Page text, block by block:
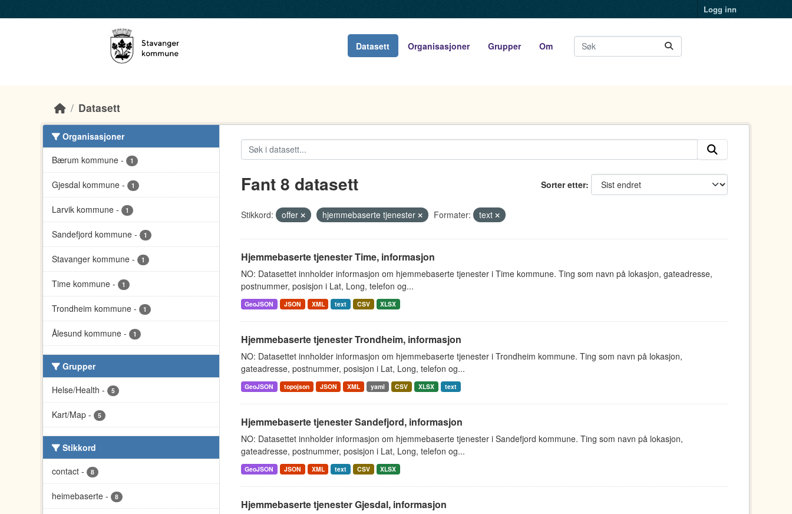
Logg inn
Datasett Organisasjoner Grupper Om
Datasett
Organisasjoner
Bærum kommune - 1
Gjesdal kommune - 1
Larvik kommune - 1
Sandefjord kommune - 1
Stavanger kommune - 1
Time kommune - 1
Trondheim kommune - 1
Ålesund kommune - 1
Grupper
Helse/Health - 5
Kart/Map - 5
Stikkord
contact - 8
heimebaserte - 8
Sorter etter
Fant 8 datasett
Stikkord: offer hjemmebaserte tjenester Formater: text
Hjemmebaserte tjenester Time, informasjon
NO: Datasettet innholder informasjon om hjemmebaserte tjenester i Time kommune. Ting som navn på lokasjon, gateadresse,
postnummer, posisjon i Lat, Long, telefon og...
GeoJSON JSON XML text CSV XLSX
Hjemmebaserte tjenester Trondheim, informasjon
NO: Datasettet innholder informasjon om hjemmebaserte tjenester i Trondheim kommune. Ting som navn på lokasjon,
gateadresse, postnummer, posisjon i Lat, Long, telefon og...
GeoJSON topojson JSON XML yaml CSV XLSX text
Hjemmebaserte tjenester Sandefjord, informasjon
NO: Datasettet innholder informasjon om hjemmebaserte tjenester i Sandefjord kommune. Ting som navn på lokasjon,
gateadresse, postnummer, posisjon i Lat, Long, telefon og...
GeoJSON JSON XML text CSV XLSX
Hjemmebaserte tjenester Gjesdal, informasjon